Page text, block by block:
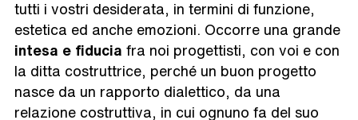
tutti i vostri desiderata, in termini di funzione,
estetica ed anche emozioni. Occorre una grande
intesa e fiducia fra noi progettisti, con voi e con
la ditta costruttrice, perché un buon progetto
nasce da un rapporto dialettico, da una
relazione costruttiva, in cui ognuno fa del suo